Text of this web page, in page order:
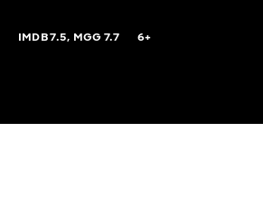
IMDB7.5, MGG7.7 6+